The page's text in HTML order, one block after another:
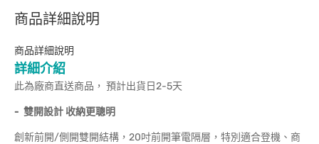
商品詳細說明
商品詳細說明
詳細介紹
此為廠商直送商品， 預計出貨日2-5天
- 雙開設計 收納更聰明
創新前開/側開雙開結構，20吋前開筆電隔層，特別適合登機、商